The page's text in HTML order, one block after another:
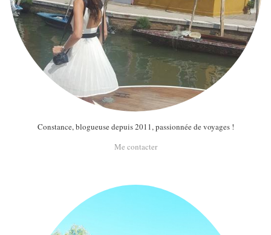
Constance, blogueuse depuis 2011, passionnée de voyages !
Me contacter